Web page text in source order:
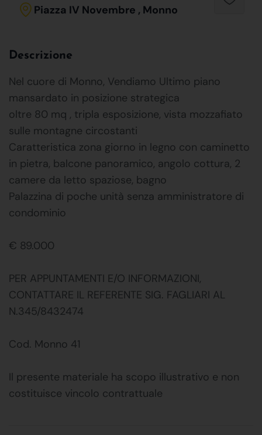
Piazza IV Novembre , Monno
Descrizione
Nel cuore di Monno, Vendiamo Ultimo piano
mansardato in posizione strategica
oltre 80 mq , tripla esposizione, vista mozzafiato
sulle montagne circostanti
Caratteristica zona giorno in legno con caminetto
in pietra, balcone panoramico, angolo cottura, 2
camere da letto spaziose, bagno
Palazzina di poche unità senza amministratore di
condominio
€ 89.000
PER APPUNTAMENTI E/O INFORMAZIONI,
CONTATTARE IL REFERENTE SIG. FAGLIARI AL
N.345/8432474
Cod. Monno 41
Il presente materiale ha scopo illustrativo e non
costituisce vincolo contrattuale